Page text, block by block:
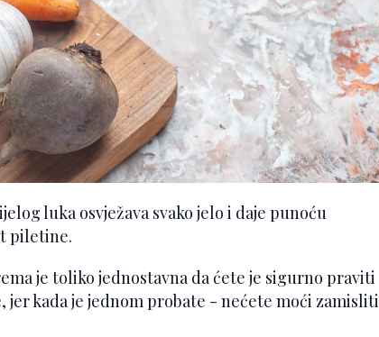
luka osvježava svako jelo i daje punoću
piletine.
je toliko jednostavna da ćete je sigurno praviti
jer kada je jednom probate - nećete moći zamisliti